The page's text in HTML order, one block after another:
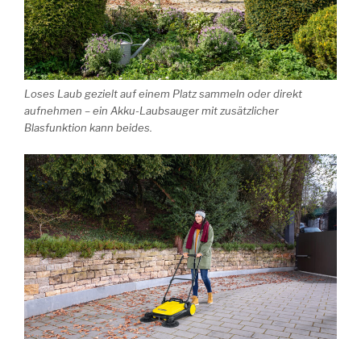
Loses Laub gezielt auf einem Platz sammeln oder direkt
aufnehmen – ein Akku-Laubsauger mit zusätzlicher
Blasfunktion kann beides.